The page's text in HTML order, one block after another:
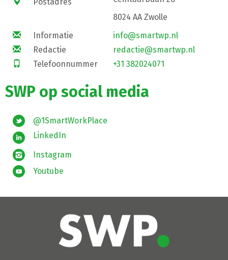
8024 AA Zwolle
Informatie
info@smartwp.nl
Redactie
redactie@smartwp.nl
Telefoonnummer
+31 382024071
SWP op social media
@1SmartWorkPlace
LinkedIn
Instagram
Youtube